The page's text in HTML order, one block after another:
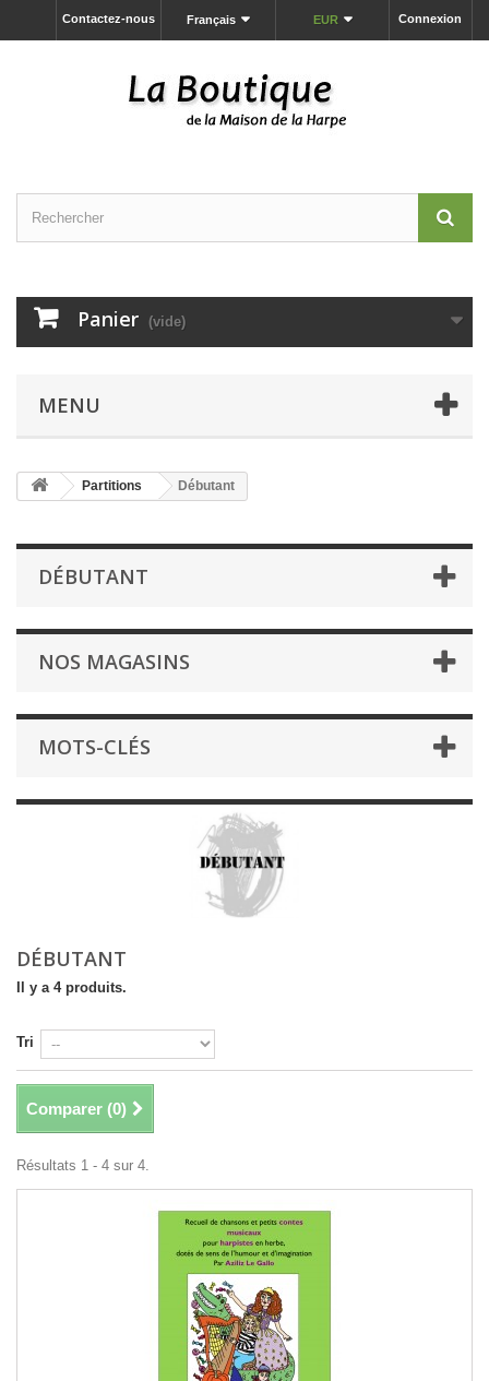
Connexion
EUR
Français
Contactez-nous
Panier (vide)
MENU
Partitions Débutant
DÉBUTANT
NOS MAGASINS
MOTS-CLÉS
DÉBUTANT
Il y a 4 produits.
Tri
Comparer (0)
Résultats 1 - 4 sur 4.